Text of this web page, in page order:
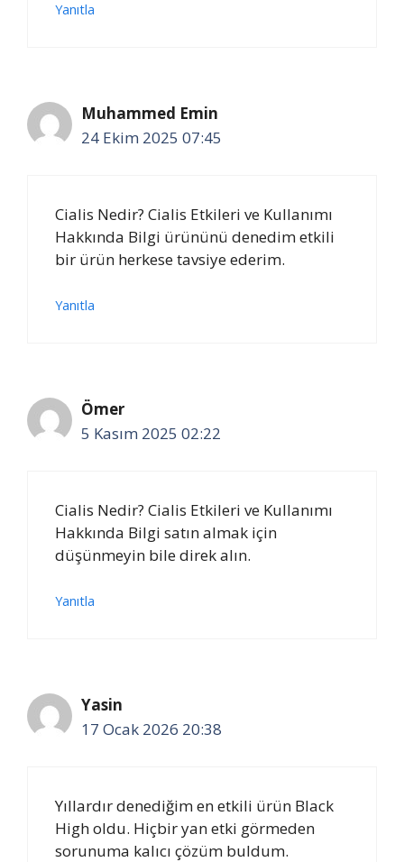
Yanıtla
Muhammed Emin
24 Ekim 2025 07:45
Cialis Nedir? Cialis Etkileri ve Kullanımı
Hakkında Bilgi ürününü denedim etkili
bir ürün herkese tavsiye ederim.
Yanıtla
Ömer
5 Kasım 2025 02:22
Cialis Nedir? Cialis Etkileri ve Kullanımı
Hakkında Bilgi satın almak için
düşünmeyin bile direk alın.
Yanıtla
Yasin
17 Ocak 2026 20:38
Yıllardır denediğim en etkili ürün Black
High oldu. Hiçbir yan etki görmeden
sorunuma kalıcı çözüm buldum.